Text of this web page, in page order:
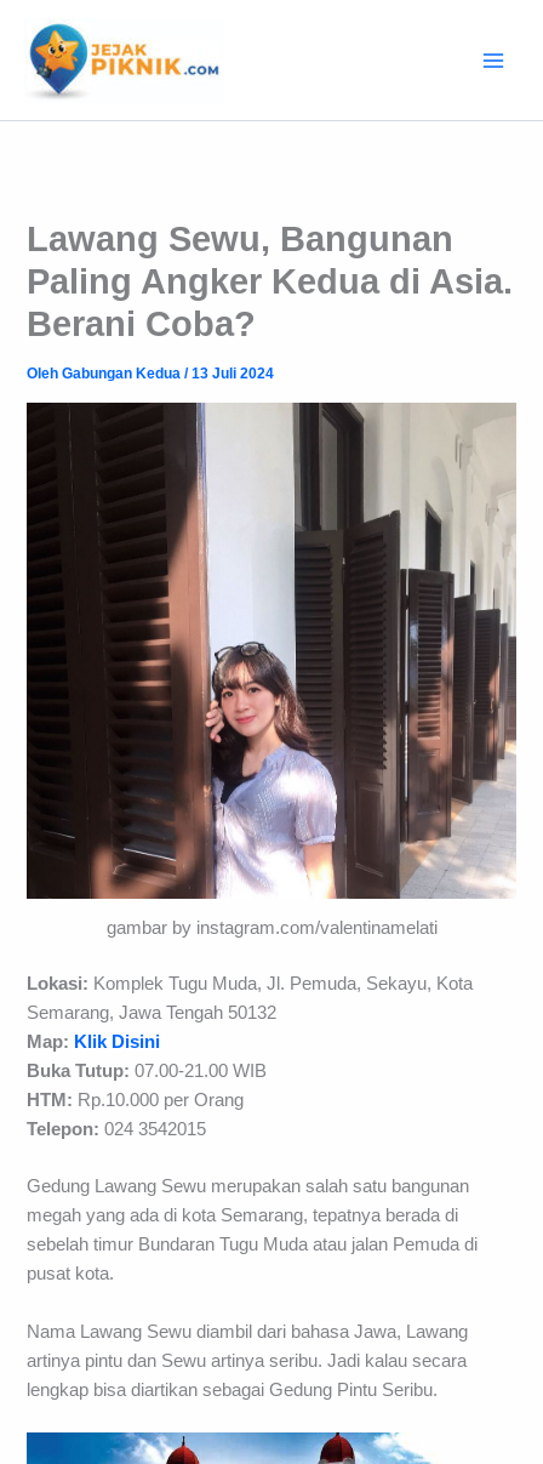
konten
Lawang Sewu, Bangunan
Paling Angker Kedua di Asia.
Berani Coba?
OlehGabungan Kedua/13 Juli 2024
gambar by instagram.com/valentinamelati
Lokasi: Komplek Tugu Muda, Jl. Pemuda, Sekayu, Kota
Semarang, Jawa Tengah 50132
Map: Klik Disini
Buka Tutup:07.00-21.00 WIB
HTM: Rp.10.000 per Orang
Telepon:024 3542015
Gedung Lawang Sewu merupakan salah satu bangunan
megah yang ada di kota Semarang, tepatnya berada di
sebelah timur Bundaran Tugu Muda atau jalan Pemuda di
pusat kota.
Nama Lawang Sewu diambil dari bahasa Jawa, Lawang
artinya pintu dan Sewu artinya seribu. Jadi kalau secara
lengkap bisa diartikan sebagai Gedung Pintu Seribu.